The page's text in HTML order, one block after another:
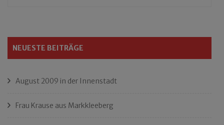
NEUESTE BEITRÄGE
August 2009 in der Innenstadt
Frau Krause aus Markkleeberg